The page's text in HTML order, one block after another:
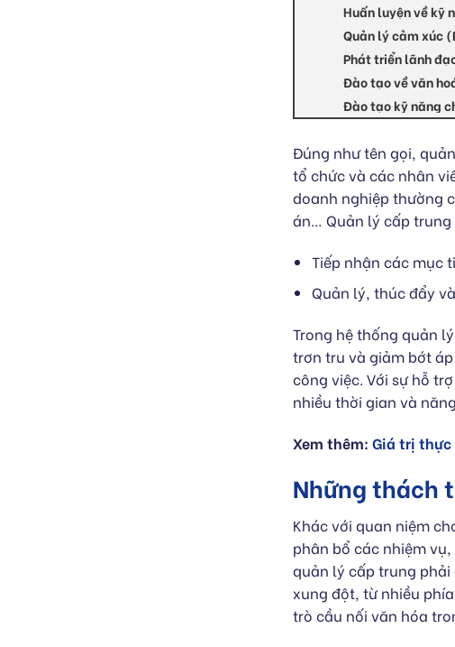
Huấn luyện về kỹ
Quản lý cảm xúc
Phát triển lãnh
Đào tạo về văn
Đào tạo kỹ năng
Đúng như tên gọi,
tổ chức và các nhân
doanh nghiệp thường
án… Quản lý cấp
Tiếp nhận các mục
Quản lý, thúc đẩy
Trong hệ thống quản
trơn tru và giảm bớt
công việc. Với sự hỗ
nhiều thời gian và
Xem thêm:Giá trị thực
Những thách
Khác với quan niệm
phân bổ các nhiệm
quản lý cấp trung
xung đột, từ nhiều
trò cầu nối văn hóa